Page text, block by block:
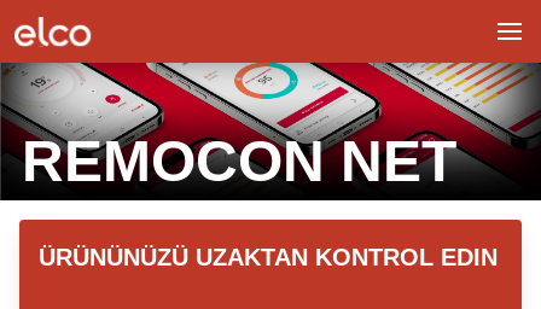
REMOCON NET
ÜRÜNÜNÜZÜ UZAKTAN KONTROL EDIN